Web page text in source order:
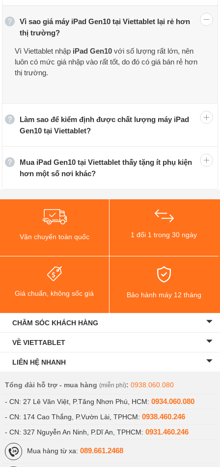
Vì sao giá máy iPad Gen10 tại Viettablet lại rẻ hơn
thị trường?
Vì Viettablet nhập iPad Gen10 với số lượng rất lớn, nên
luôn có mức giá nhập vào rất tốt, do đó có giá bán rẻ hơn
thị trường.
Làm sao để kiểm định được chất lượng máy iPad
Gen10 tại Viettablet?
Mua iPad Gen10 tại Viettablet thấy tặng ít phụ kiện
hơn một số nơi khác?
Vận chuyển toàn quốc 1 đổi 1 trong 30 ngày
Giá chuẩn, không sốc giá Bảo hành máy 12 tháng
CHĂM SÓC KHÁCH HÀNG
VỀ VIETTABLET
LIÊN HỆ NHANH
Tổng đài hỗ trợ - mua hàng (miễn phí): 0938.060.080
- CN: 27 Lê Văn Việt, P.Tăng Nhơn Phú, HCM: 0934.060.080
- CN: 174 Cao Thắng, P.Vườn Lài, TPHCM: 0938.460.246
- CN: 327 Nguyễn An Ninh, P.Dĩ An, TPHCM: 0931.460.246
Mua hàng từ xa: 089.661.2468